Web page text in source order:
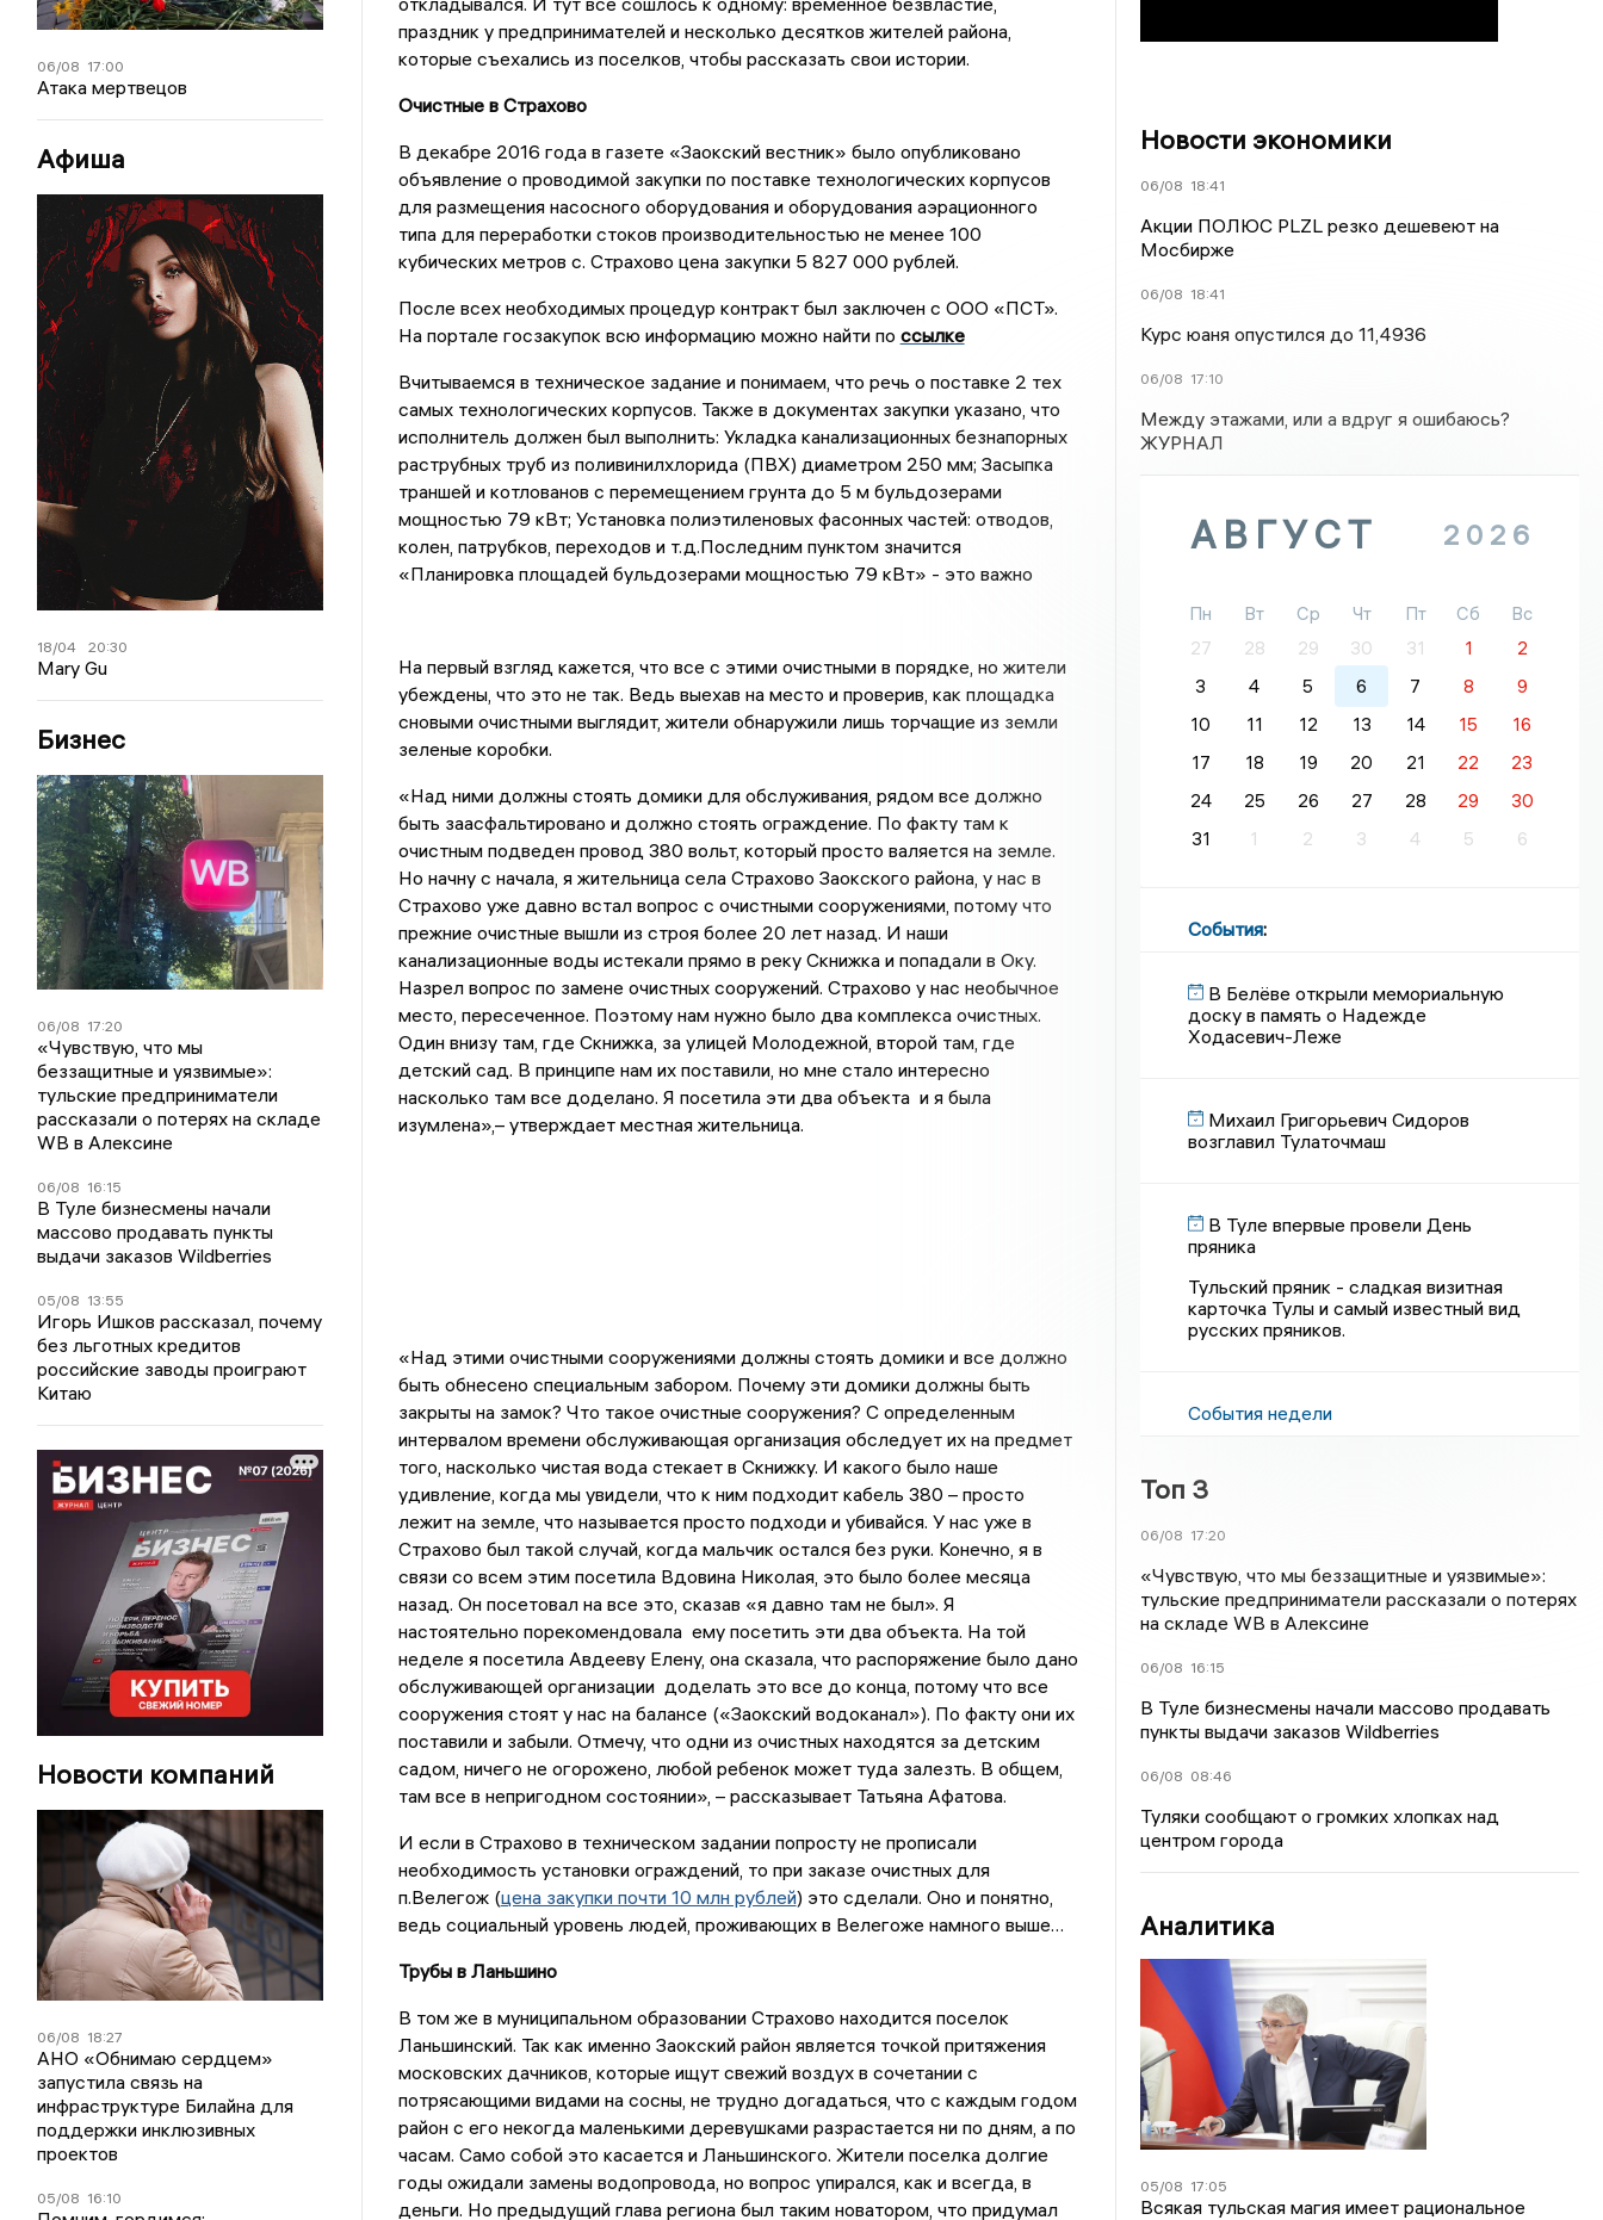
06/08 17:00
Атака мертвецов
Афиша
18/04 20:30
Mary Gu
Бизнес
06/08 17:20
«Чувствую, что мы
беззащитные и уязвимые»:
тульские предприниматели
рассказали о потерях на складе
WB в Алексине
06/08 16:15
В Туле бизнесмены начали
массово продавать пункты
выдачи заказов Wildberries
05/08 13:55
Игорь Ишков рассказал, почему
без льготных кредитов
российские заводы проиграют
Китаю
Новости компаний
06/08 18:27
АНО «Обнимаю сердцем»
запустила связь на
инфраструктуре Билайна для
поддержки инклюзивных
проектов
05/08 16:10
праздник у предпринимателей и несколько десятков жителей района,
которые съехались из поселков, чтобы рассказать свои истории.
Очистные в Страхово
В декабре 2016 года в газете «Заокский вестник» было опубликовано
объявление о проводимой закупки по поставке технологических корпусов
для размещения насосного оборудования и оборудования аэрационного
типа для переработки стоков производительностью не менее 100
кубических метров с. Страхово цена закупки 5 827 000 рублей.
После всех необходимых процедур контракт был заключен с ООО «ПСТ».
На портале госзакупок всю информацию можно найти по ссылке
Вчитываемся в техническое задание и понимаем, что речь о поставке 2 тех
самых технологических корпусов. Также в документах закупки указано, что
исполнитель должен был выполнить: Укладка канализационных безнапорных
раструбных труб из поливинилхлорида (ПВХ) диаметром 250 мм; Засыпка
траншей и котлованов с перемещением грунта до 5 м бульдозерами
мощностью 79 кВт; Установка полиэтиленовых фасонных частей: отводов,
колен, патрубков, переходов и т.д.Последним пунктом значится
«Планировка площадей бульдозерами мощностью 79 кВт» - это важно
На первый взгляд кажется, что все с этими очистными в порядке, но жители
убеждены, что это не так. Ведь выехав на место и проверив, как площадка
сновыми очистными выглядит, жители обнаружили лишь торчащие из земли
зеленые коробки.
«Над ними должны стоять домики для обслуживания, рядом все должно
быть заасфальтировано и должно стоять ограждение. По факту там к
очистным подведен провод 380 вольт, который просто валяется на земле.
Но начну с начала, я жительница села Страхово Заокского района, у нас в
Страхово уже давно встал вопрос с очистными сооружениями, потому что
прежние очистные вышли из строя более 20 лет назад. И наши
канализационные воды истекали прямо в реку Скнижка и попадали в Оку.
Назрел вопрос по замене очистных сооружений. Страхово у нас необычное
место, пересеченное. Поэтому нам нужно было два комплекса очистных.
Один внизу там, где Скнижка, за улицей Молодежной, второй там, где
детский сад. В принципе нам их поставили, но мне стало интересно
насколько там все доделано. Я посетила эти два объекта и я была
изумлена»,– утверждает местная жительница.
«Над этими очистными сооружениями должны стоять домики и все должно
быть обнесено специальным забором. Почему эти домики должны быть
закрыты на замок? Что такое очистные сооружения? С определенным
интервалом времени обслуживающая организация обследует их на предмет
того, насколько чистая вода стекает в Скнижку. И какого было наше
удивление, когда мы увидели, что к ним подходит кабель 380 – просто
лежит на земле, что называется просто подходи и убивайся. У нас уже в
Страхово был такой случай, когда мальчик остался без руки. Конечно, я в
связи со всем этим посетила Вдовина Николая, это было более месяца
назад. Он посетовал на все это, сказав «я давно там не был». Я
настоятельно порекомендовала ему посетить эти два объекта. На той
неделе я посетила Авдееву Елену, она сказала, что распоряжение было дано
обслуживающей организации доделать это все до конца, потому что все
сооружения стоят у нас на балансе («Заокский водоканал»). По факту они их
поставили и забыли. Отмечу, что одни из очистных находятся за детским
садом, ничего не огорожено, любой ребенок может туда залезть. В общем,
там все в непригодном состоянии», – рассказывает Татьяна Афатова.
И если в Страхово в техническом задании попросту не прописали
необходимость установки ограждений, то при заказе очистных для
п.Велегож (цена закупки почти 10 млн рублей) это сделали. Оно и понятно,
ведь социальный уровень людей, проживающих в Велегоже намного выше…
Трубы в Ланьшино
В том же в муниципальном образовании Страхово находится поселок
Ланьшинский. Так как именно Заокский район является точкой притяжения
московских дачников, которые ищут свежий воздух в сочетании с
потрясающими видами на сосны, не трудно догадаться, что с каждым годом
район с его некогда маленькими деревушками разрастается ни по дням, а по
часам. Само собой это касается и Ланьшинского. Жители поселка долгие
годы ожидали замены водопровода, но вопрос упирался, как и всегда, в
деньги. Но предыдущий глава региона был таким новатором, что придумал
Новости экономики
06/08 18:41
Акции ПОЛЮС PLZL резко дешевеют на
Мосбирже
06/08 18:41
Курс юаня опустился до 11,4936
06/08 17:10
Между этажами, или а вдруг я ошибаюсь?
ЖУРНАЛ
АВГУСТ 2026
Пн Вт Ср Чт Пт Сб
Вс
27
28 29 30 31 1
2
3
4 5 6 7 8
9
10
11 12 13 14 15
16
17
18 19 20 21 22
23
24
25 26 27 28 29
30
31
1 2 3 4 5 6
События:
В Белёве открыли мемориальную
доску в память о Надежде
Ходасевич-Леже
Михаил Григорьевич Сидоров
возглавил Тулаточмаш
В Туле впервые провели День
пряника
Тульский пряник - сладкая визитная
карточка Тулы и самый известный вид
русских пряников.
События недели
Топ 3
06/08 17:20
«Чувствую, что мы беззащитные и уязвимые»:
тульские предприниматели рассказали о потерях
на складе WB в Алексине
06/08 16:15
В Туле бизнесмены начали массово продавать
пункты выдачи заказов Wildberries
06/08 08:46
Туляки сообщают о громких хлопках над
центром города
Аналитика
05/08 17:05
Всякая тульская магия имеет рациональное